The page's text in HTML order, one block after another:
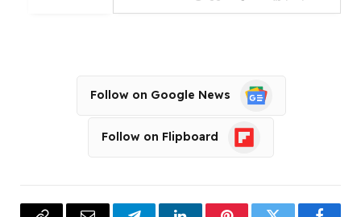
Follow on Google News
Follow on Flipboard